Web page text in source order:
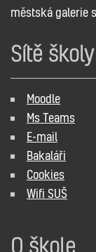
městská galerie
Sítě školy
Moodle
Ms Teams
E-mail
Bakaláři
Cookies
Wifi SUŠ
O škole